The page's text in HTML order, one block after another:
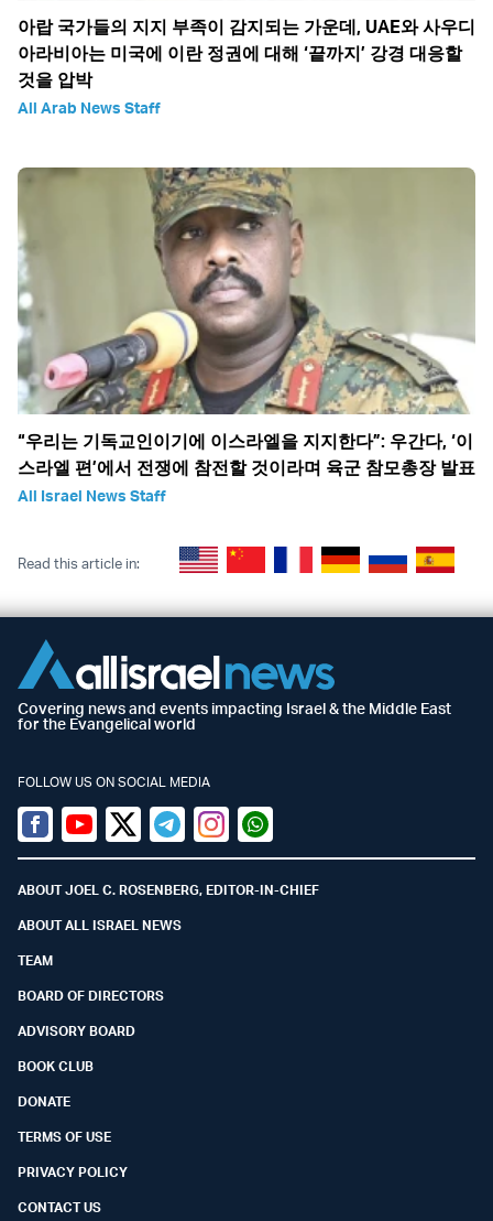
아랍 국가들의 지지 부족이 감지되는 가운데, UAE와 사우디
아라비아는 미국에 이란 정권에 대해 ‘끝까지’ 강경 대응할
것을 압박
All Arab News Staff
“우리는 기독교인이기에 이스라엘을 지지한다”: 우간다, ‘이
스라엘 편’에서 전쟁에 참전할 것이라며 육군 참모총장 발표
All Israel News Staff
Read this article in:
Covering news and events impacting Israel & the Middle East
for the Evangelical world
FOLLOW US ON SOCIAL MEDIA
Facebook
YoutubeTwitter (X)
TelegramInstagramWhatsapp
ABOUT JOEL C. ROSENBERG, EDITOR-IN-CHIEF
ABOUT ALL ISRAEL NEWS
TEAM
BOARD OF DIRECTORS
ADVISORY BOARD
BOOK CLUB
DONATE
TERMS OF USE
PRIVACY POLICY
CONTACT US